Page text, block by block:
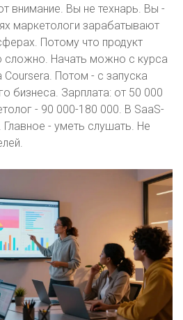
внимание. Вы не технарь. Вы -
маркетологи зарабатывают
Потому что продукт
сложно. Начать можно с курса
Coursera. Потом - с запуска
бизнеса. Зарплата: от 50 000
- 90 000-180 000. В SaaS-
Главное - уметь слушать. Не